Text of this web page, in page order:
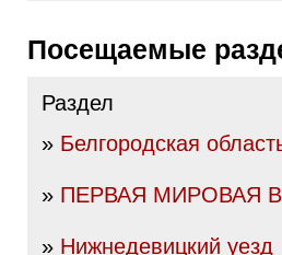
Посещаемые
Раздел
» Белгородская
» ПЕРВАЯ МИРОВАЯ
» Нижнедевицкий уезд